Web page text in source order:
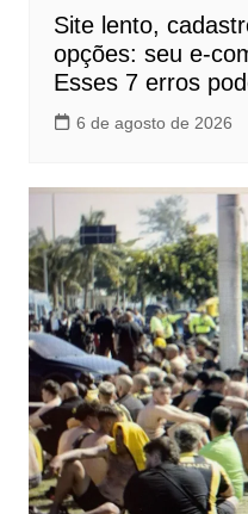
Site lento,
opções: seu e-
Esses 7 erros
6 de agosto de 2026